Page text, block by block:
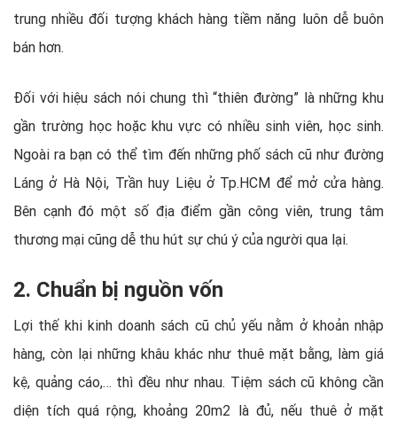
trung nhiều đối tượng khách hàng tiềm năng luôn dễ buôn
bán hơn.
Đối với hiệu sách nói chung thì “thiên đường” là những khu
gần trường học hoặc khu vực có nhiều sinh viên, học sinh.
Ngoài ra bạn có thể tìm đến những phố sách cũ như đường
Láng ở Hà Nội, Trần huy Liệu ở Tp.HCM để mở cửa hàng.
Bên cạnh đó một số địa điểm gần công viên, trung tâm
thương mại cũng dễ thu hút sự chú ý của người qua lại.
2. Chuẩn bị nguồn vốn
Lợi thế khi kinh doanh sách cũ chủ yếu nằm ở khoản nhập
hàng, còn lại những khâu khác như thuê mặt bằng, làm giá
kệ, quảng cáo,… thì đều như nhau. Tiệm sách cũ không cần
diện tích quá rộng, khoảng 20m2 là đủ, nếu thuê ở mặt